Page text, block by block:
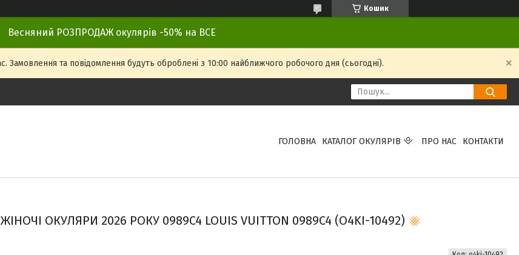
Кошик
Весняний РОЗПРОДАЖ окулярів -50% на ВСЕ
Замовлення та повідомлення будуть оброблені з 10:00 найближчого робочого дня (сьогодні).
ГОЛОВНА КАТАЛОГ ОКУЛЯРІВ ПРО НАС КОНТАКТИ
ЖІНОЧІ ОКУЛЯРИ 2026 РОКУ 0989C4 LOUIS VUITTON 0989C4 (O4KI-10492)